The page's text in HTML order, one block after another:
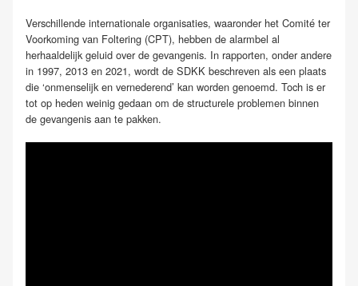
Verschillende internationale organisaties, waaronder het Comité ter
Voorkoming van Foltering (CPT), hebben de alarmbel al
herhaaldelijk geluid over de gevangenis. In rapporten, onder andere
in 1997, 2013 en 2021, wordt de SDKK beschreven als een plaats
die ‘onmenselijk en vernederend’ kan worden genoemd. Toch is er
tot op heden weinig gedaan om de structurele problemen binnen
de gevangenis aan te pakken.